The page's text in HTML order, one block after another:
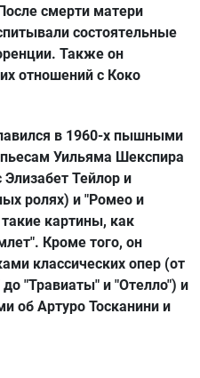
смерти матери
состоятельные
Также он
отношений с Коко
в 1960-х пышными
Уильяма Шекспира
Тейлор и
ролях) и "Ромео и
картины, как
Кроме того, он
классических опер (от
"Травиаты" и "Отелло") и
об Артуро Тосканини и